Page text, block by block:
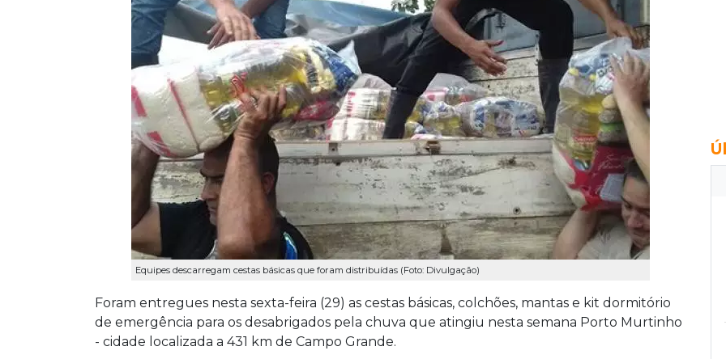
Equipes descarregam cestas básicas que foram distribuídas (Foto: Divulgação)
Foram entregues nesta sexta-feira (29) as cestas básicas, colchões, mantas e kit dormitório
de emergência para os desabrigados pela chuva que atingiu nesta semana Porto Murtinho
- cidade localizada a 431 km de Campo Grande.